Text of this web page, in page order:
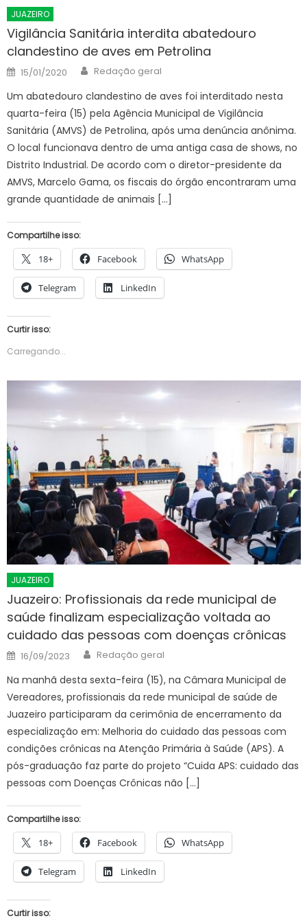
JUAZEIRO
Vigilância Sanitária interdita abatedouro
clandestino de aves em Petrolina
Posted
on
15/01/2020 Author
Redação geral
Um abatedouro clandestino de aves foi interditado nesta
quarta-feira (15) pela Agência Municipal de Vigilância
Sanitária (AMVS) de Petrolina, após uma denúncia anônima.
O local funcionava dentro de uma antiga casa de shows, no
Distrito Industrial. De acordo com o diretor-presidente da
AMVS, Marcelo Gama, os fiscais do órgão encontraram uma
grande quantidade de animais […]
Compartilhe isso:
18+ Facebook WhatsApp
Telegram LinkedIn
Curtir isso:
Carregando...
JUAZEIRO
Juazeiro: Profissionais da rede municipal de
saúde finalizam especialização voltada ao
cuidado das pessoas com doenças crônicas
Posted
on
16/09/2023 Author
Redação geral
Na manhã desta sexta-feira (15), na Câmara Municipal de
Vereadores, profissionais da rede municipal de saúde de
Juazeiro participaram da cerimônia de encerramento da
especialização em: Melhoria do cuidado das pessoas com
condições crônicas na Atenção Primária à Saúde (APS). A
pós-graduação faz parte do projeto “Cuida APS: cuidado das
pessoas com Doenças Crônicas não […]
Compartilhe isso:
18+ Facebook WhatsApp
Telegram LinkedIn
Curtir isso: